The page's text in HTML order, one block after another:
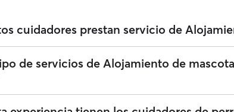
cuidadores prestan servicio de
agosto 2026, 710 cuidadores ha prestado servicios de
reseñas y comparar precios para encontrar al cuidador
de mascotas que se unen a Rover deben someterse a
de servicios de Alojamiento de
la localización de cuidadores con Alojamiento de